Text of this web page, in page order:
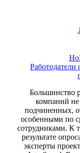
Работодатели
Большинство
компаний
подчиненных,
особенными по
сотрудниками. К
результате
эксперты